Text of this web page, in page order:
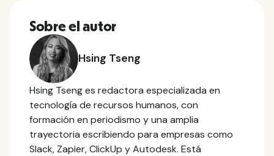
Sobre el autor
Hsing Tseng
Hsing Tseng es redactora especializada en
tecnología de recursos humanos, con
formación en periodismo y una amplia
trayectoria escribiendo para empresas como
Slack, Zapier, ClickUp y Autodesk. Está